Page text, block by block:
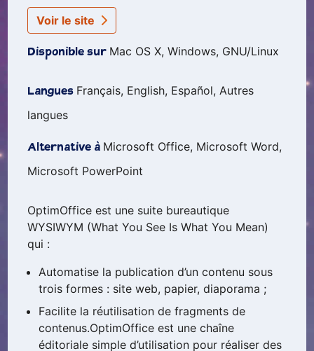
Voir le site
Disponible sur Mac OS X, Windows, GNU/Linux
Langues Français, English, Español, Autres
langues
Alternative à Microsoft Office, Microsoft Word,
Microsoft PowerPoint
OptimOffice est une suite bureautique
WYSIWYM (What You See Is What You Mean)
qui :
Automatise la publication d’un contenu sous
trois formes : site web, papier, diaporama ;
Facilite la réutilisation de fragments de
contenus.OptimOffice est une chaîne
éditoriale simple d’utilisation pour réaliser des